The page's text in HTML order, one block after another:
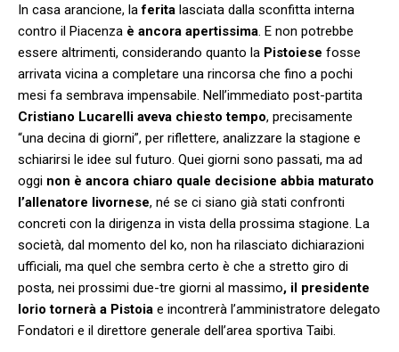
In casa arancione, laferita lasciata dalla sconfitta interna
contro il Piacenza è ancora apertissima. E non potrebbe
essere altrimenti, considerando quanto la Pistoiese fosse
arrivata vicina a completare una rincorsa che fino a pochi
mesi fa sembrava impensabile. Nell’immediato post-partita
Cristiano Lucarelli aveva chiesto tempo, precisamente
“una decina di giorni”, per riflettere, analizzare la stagione e
schiarirsi le idee sul futuro. Quei giorni sono passati, ma ad
oggi non è ancora chiaro quale decisione abbia maturato
l’allenatore livornese, né se ci siano già stati confronti
concreti con la dirigenza in vista della prossima stagione. La
società, dal momento del ko, non ha rilasciato dichiarazioni
ufficiali, ma quel che sembra certo è che a stretto giro di
posta, nei prossimi due-tre giorni al massimo, il presidente
Iorio tornerà a Pistoia e incontrerà l’amministratore delegato
Fondatori e il direttore generale dell’area sportiva Taibi.